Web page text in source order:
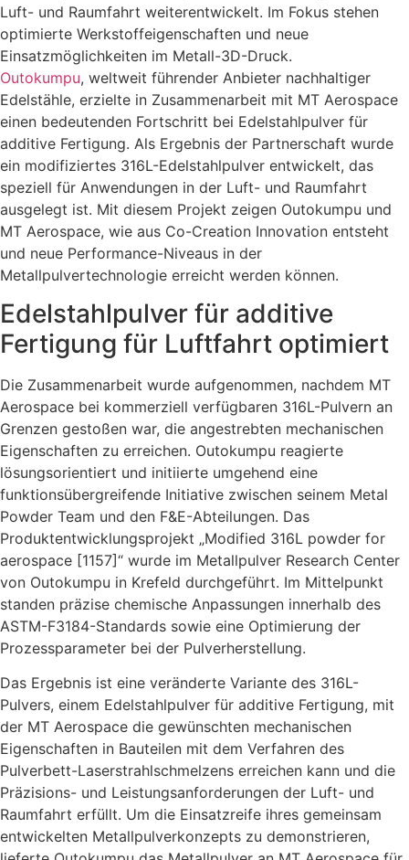
Luft- und Raumfahrt weiterentwickelt. Im Fokus stehen
optimierte Werkstoffeigenschaften und neue
Einsatzmöglichkeiten im Metall-3D-Druck.
Outokumpu, weltweit führender Anbieter nachhaltiger
Edelstähle, erzielte in Zusammenarbeit mit MT Aerospace
einen bedeutenden Fortschritt bei Edelstahlpulver für
additive Fertigung. Als Ergebnis der Partnerschaft wurde
ein modifiziertes 316L-Edelstahlpulver entwickelt, das
speziell für Anwendungen in der Luft- und Raumfahrt
ausgelegt ist. Mit diesem Projekt zeigen Outokumpu und
MT Aerospace, wie aus Co-Creation Innovation entsteht
und neue Performance-Niveaus in der
Metallpulvertechnologie erreicht werden können.
Edelstahlpulver für additive
Fertigung für Luftfahrt optimiert
Die Zusammenarbeit wurde aufgenommen, nachdem MT
Aerospace bei kommerziell verfügbaren 316L-Pulvern an
Grenzen gestoßen war, die angestrebten mechanischen
Eigenschaften zu erreichen. Outokumpu reagierte
lösungsorientiert und initiierte umgehend eine
funktionsübergreifende Initiative zwischen seinem Metal
Powder Team und den F&E-Abteilungen. Das
Produktentwicklungsprojekt „Modified 316L powder for
aerospace [1157]“ wurde im Metallpulver Research Center
von Outokumpu in Krefeld durchgeführt. Im Mittelpunkt
standen präzise chemische Anpassungen innerhalb des
ASTM-F3184-Standards sowie eine Optimierung der
Prozessparameter bei der Pulverherstellung.
Das Ergebnis ist eine veränderte Variante des 316L-
Pulvers, einem Edelstahlpulver für additive Fertigung, mit
der MT Aerospace die gewünschten mechanischen
Eigenschaften in Bauteilen mit dem Verfahren des
Pulverbett-Laserstrahlschmelzens erreichen kann und die
Präzisions- und Leistungsanforderungen der Luft- und
Raumfahrt erfüllt. Um die Einsatzreife ihres gemeinsam
entwickelten Metallpulverkonzepts zu demonstrieren,